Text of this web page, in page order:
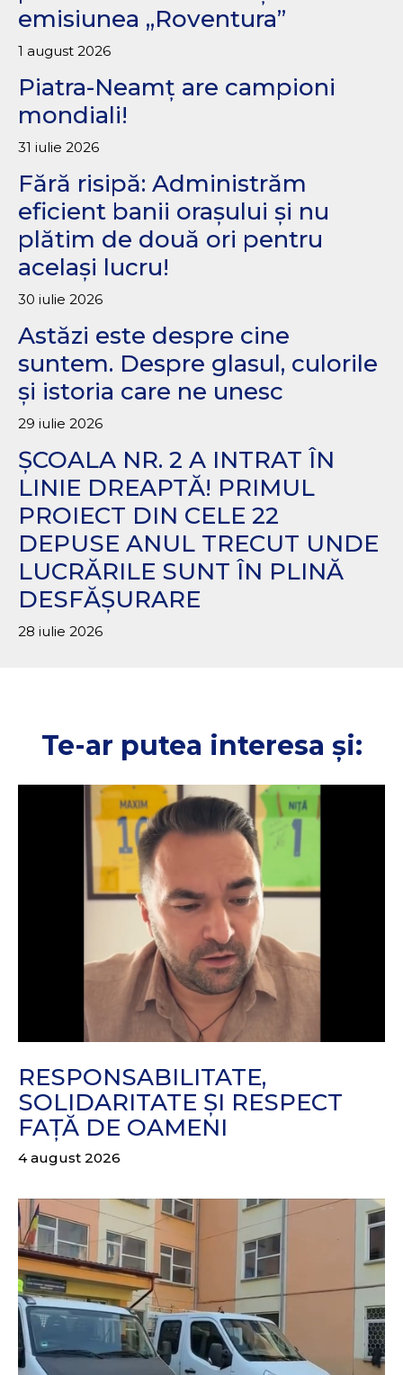
emisiunea „Roventura”
1 august 2026
Piatra-Neamț are campioni
mondiali!
31 iulie 2026
Fără risipă: Administrăm
eficient banii orașului și nu
plătim de două ori pentru
același lucru!
30 iulie 2026
Astăzi este despre cine
suntem. Despre glasul, culorile
și istoria care ne unesc
29 iulie 2026
ȘCOALA NR. 2 A INTRAT ÎN
LINIE DREAPTĂ! PRIMUL
PROIECT DIN CELE 22
DEPUSE ANUL TRECUT UNDE
LUCRĂRILE SUNT ÎN PLINĂ
DESFĂȘURARE
28 iulie 2026
Te-ar putea interesa și:
RESPONSABILITATE,
SOLIDARITATE ȘI RESPECT
FAȚĂ DE OAMENI
4 august 2026